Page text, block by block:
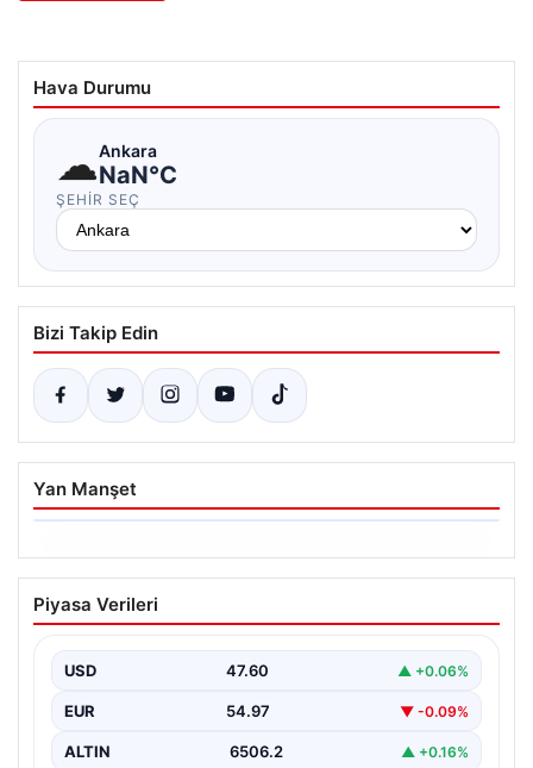
Hava Durumu
☁Ankara
NaN°C
ŞEHIR SEÇ
Bizi Takip Edin
Yan Manşet
06.08.2026
Ertuğrul Özkök’ün Hakaret İddialarına
İfade Verme Süreci
Cumhurbaşkanına hakaret iddialarıyla yürütülen
soruşturma kapsamında İstanbul Adalet…
Piyasa Verileri
USD 47.60 ▲ +0.06%
EUR 54.97 ▼ -0.09%
ALTIN 6506.2 ▲ +0.16%